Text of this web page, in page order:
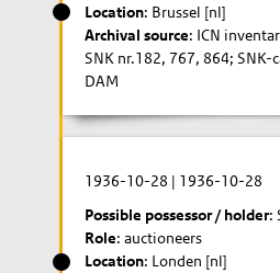
Location: Brussel [nl]
Archival source: ICN
SNK nr.182, 767, 864; SNK-
DAM
1936-10-28 | 1936-10-28
Possible possessor / holder:
Role: auctioneers
Location: Londen [nl]